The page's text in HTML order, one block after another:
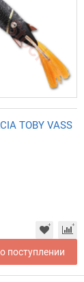
TOBY VASS
поступлении